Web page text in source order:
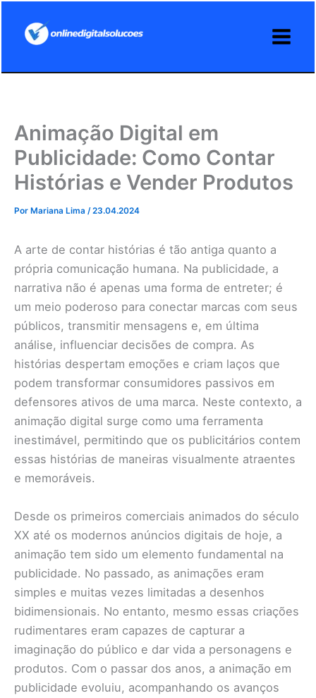
Animação Digital em
Publicidade: Como Contar
Histórias e Vender Produtos
Por Mariana Lima /23.04.2024
A arte de contar histórias é tão antiga quanto a
própria comunicação humana. Na publicidade, a
narrativa não é apenas uma forma de entreter; é
um meio poderoso para conectar marcas com seus
públicos, transmitir mensagens e, em última
análise, influenciar decisões de compra. As
histórias despertam emoções e criam laços que
podem transformar consumidores passivos em
defensores ativos de uma marca. Neste contexto, a
animação digital surge como uma ferramenta
inestimável, permitindo que os publicitários contem
essas histórias de maneiras visualmente atraentes
e memoráveis.
Desde os primeiros comerciais animados do século
XX até os modernos anúncios digitais de hoje, a
animação tem sido um elemento fundamental na
publicidade. No passado, as animações eram
simples e muitas vezes limitadas a desenhos
bidimensionais. No entanto, mesmo essas criações
rudimentares eram capazes de capturar a
imaginação do público e dar vida a personagens e
produtos. Com o passar dos anos, a animação em
publicidade evoluiu, acompanhando os avanços